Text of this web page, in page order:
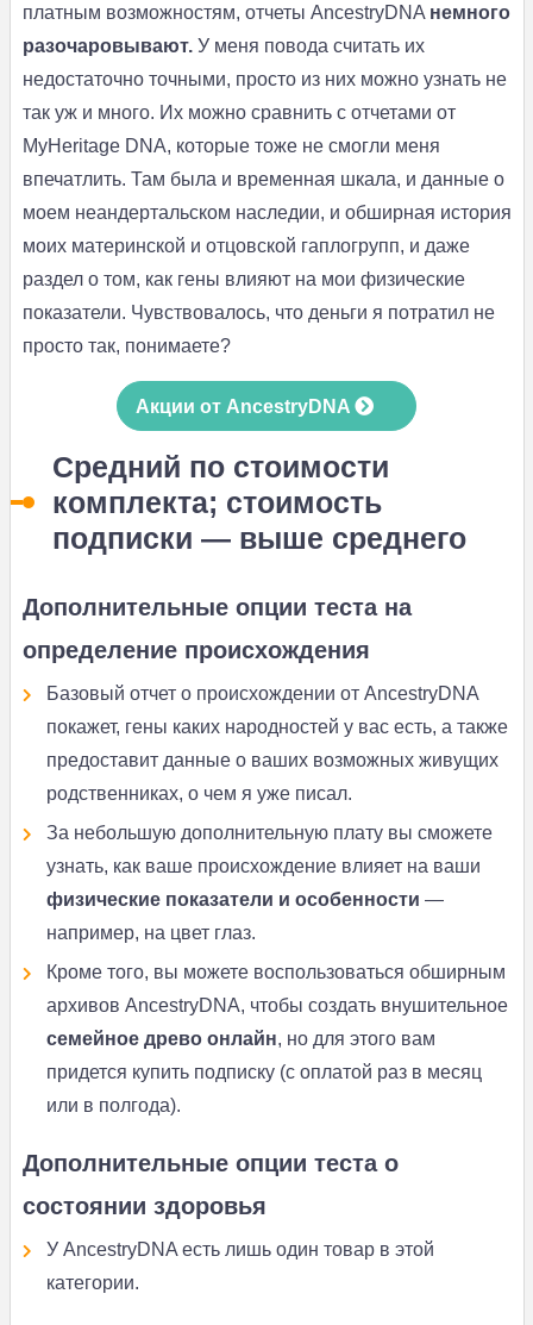
платным возможностям, отчеты AncestryDNA немного
разочаровывают. У меня повода считать их
недостаточно точными, просто из них можно узнать не
так уж и много. Их можно сравнить с отчетами от
MyHeritage DNA, которые тоже не смогли меня
впечатлить. Там была и временная шкала, и данные о
моем неандертальском наследии, и обширная история
моих материнской и отцовской гаплогрупп, и даже
раздел о том, как гены влияют на мои физические
показатели. Чувствовалось, что деньги я потратил не
просто так, понимаете?
Акции от AncestryDNA
Средний по стоимости
комплекта; стоимость
подписки — выше среднего
Дополнительные опции теста на
определение происхождения
Базовый отчет о происхождении от AncestryDNA
покажет, гены каких народностей у вас есть, а также
предоставит данные о ваших возможных живущих
родственниках, о чем я уже писал.
За небольшую дополнительную плату вы сможете
узнать, как ваше происхождение влияет на ваши
физические показатели и особенности —
например, на цвет глаз.
Кроме того, вы можете воспользоваться обширным
архивов AncestryDNA, чтобы создать внушительное
семейное древо онлайн, но для этого вам
придется купить подписку (с оплатой раз в месяц
или в полгода).
Дополнительные опции теста о
состоянии здоровья
У AncestryDNA есть лишь один товар в этой
категории.